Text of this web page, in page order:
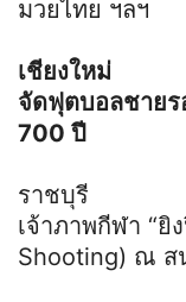
มวยไทย ฯลฯ
เชียงใหม่
จัดฟุตบอลชาย
700 ปี
ราชบุรี
เจ้าภาพกีฬา “ยิ
Shooting) ณ ส